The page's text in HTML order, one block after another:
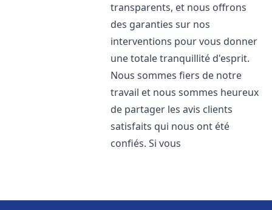
transparents, et nous offrons
des garanties sur nos
interventions pour vous donner
une totale tranquillité d'esprit.
Nous sommes fiers de notre
travail et nous sommes heureux
de partager les avis clients
satisfaits qui nous ont été
confiés. Si vous